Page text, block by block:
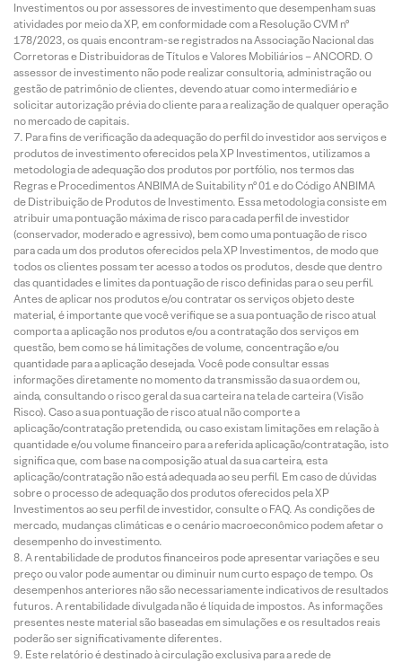
Investimentos ou por assessores de investimento que desempenham suas
atividades por meio da XP, em conformidade com a Resolução CVM nº
178/2023, os quais encontram-se registrados na Associação Nacional das
Corretoras e Distribuidoras de Títulos e Valores Mobiliários – ANCORD. O
assessor de investimento não pode realizar consultoria, administração ou
gestão de patrimônio de clientes, devendo atuar como intermediário e
solicitar autorização prévia do cliente para a realização de qualquer operação
no mercado de capitais.
Para fins de verificação da adequação do perfil do investidor aos serviços e
produtos de investimento oferecidos pela XP Investimentos, utilizamos a
metodologia de adequação dos produtos por portfólio, nos termos das
Regras e Procedimentos ANBIMA de Suitability nº 01 e do Código ANBIMA
de Distribuição de Produtos de Investimento. Essa metodologia consiste em
atribuir uma pontuação máxima de risco para cada perfil de investidor
(conservador, moderado e agressivo), bem como uma pontuação de risco
para cada um dos produtos oferecidos pela XP Investimentos, de modo que
todos os clientes possam ter acesso a todos os produtos, desde que dentro
das quantidades e limites da pontuação de risco definidas para o seu perfil.
Antes de aplicar nos produtos e/ou contratar os serviços objeto deste
material, é importante que você verifique se a sua pontuação de risco atual
comporta a aplicação nos produtos e/ou a contratação dos serviços em
questão, bem como se há limitações de volume, concentração e/ou
quantidade para a aplicação desejada. Você pode consultar essas
informações diretamente no momento da transmissão da sua ordem ou,
ainda, consultando o risco geral da sua carteira na tela de carteira (Visão
Risco). Caso a sua pontuação de risco atual não comporte a
aplicação/contratação pretendida, ou caso existam limitações em relação à
quantidade e/ou volume financeiro para a referida aplicação/contratação, isto
significa que, com base na composição atual da sua carteira, esta
aplicação/contratação não está adequada ao seu perfil. Em caso de dúvidas
sobre o processo de adequação dos produtos oferecidos pela XP
Investimentos ao seu perfil de investidor, consulte o FAQ. As condições de
mercado, mudanças climáticas e o cenário macroeconômico podem afetar o
desempenho do investimento.
A rentabilidade de produtos financeiros pode apresentar variações e seu
preço ou valor pode aumentar ou diminuir num curto espaço de tempo. Os
desempenhos anteriores não são necessariamente indicativos de resultados
futuros. A rentabilidade divulgada não é líquida de impostos. As informações
presentes neste material são baseadas em simulações e os resultados reais
poderão ser significativamente diferentes.
Este relatório é destinado à circulação exclusiva para a rede de